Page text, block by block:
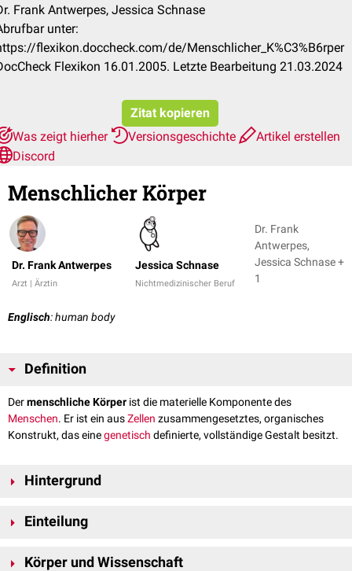
Frank Antwerpes, Jessica Schnase
unter:
flexikon.doccheck.com/de/Menschlicher_K%C3%B6rper
Flexikon 16.01.2005. Letzte Bearbeitung 21.03.2024
Zitat kopieren
Was zeigt hierher
Versionsgeschichte
Artikel erstellen
Discord
Menschlicher Körper
Dr. Frank Antwerpes
Arzt | Ärztin
Jessica Schnase
Nichtmedizinischer Beruf
Dr. Frank
Antwerpes,
Jessica Schnase +
1
Englisch: human body
Definition
Dermenschliche Körper ist die materielle Komponente des
Menschen. Er ist ein ausZellen zusammengesetztes, organisches
Konstrukt, das einegenetisch definierte, vollständige Gestalt besitzt.
Hintergrund
menschlicher Körper wird als
Stoffwechselvorgängeverliert der Körper schnell seine Gestalt und
Einteilung
Segmente gegliedert werden, die so genannten
Körper und Wissenschaft